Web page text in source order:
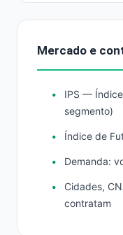
Mercado e
IPS —
segmento)
Índice de
Demanda:
Cidades,
contratam